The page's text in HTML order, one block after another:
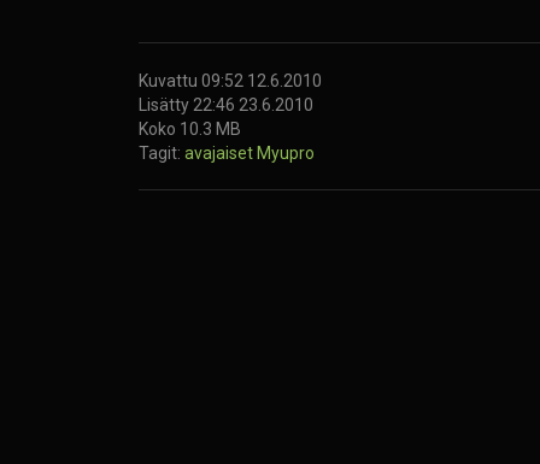
Kuvattu 09:52 12.6.2010
Lisätty 22:46 23.6.2010
Koko 10.3 MB
Tagit: avajaiset Myupro